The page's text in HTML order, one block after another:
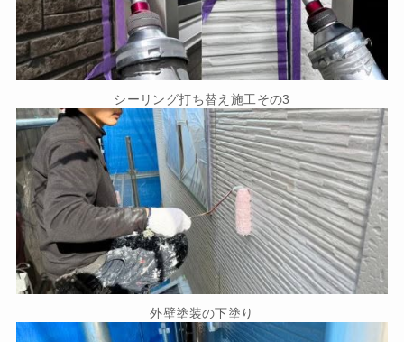
シーリング打ち替え施工その3
外壁塗装の下塗り